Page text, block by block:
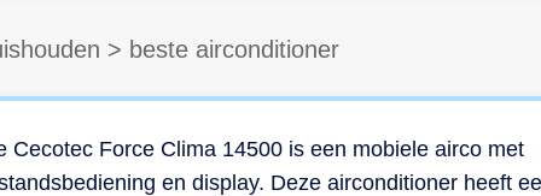
> beste airconditioner
Cecotec Force Clima 14500 is een mobiele airco met
en display. Deze airconditioner heeft